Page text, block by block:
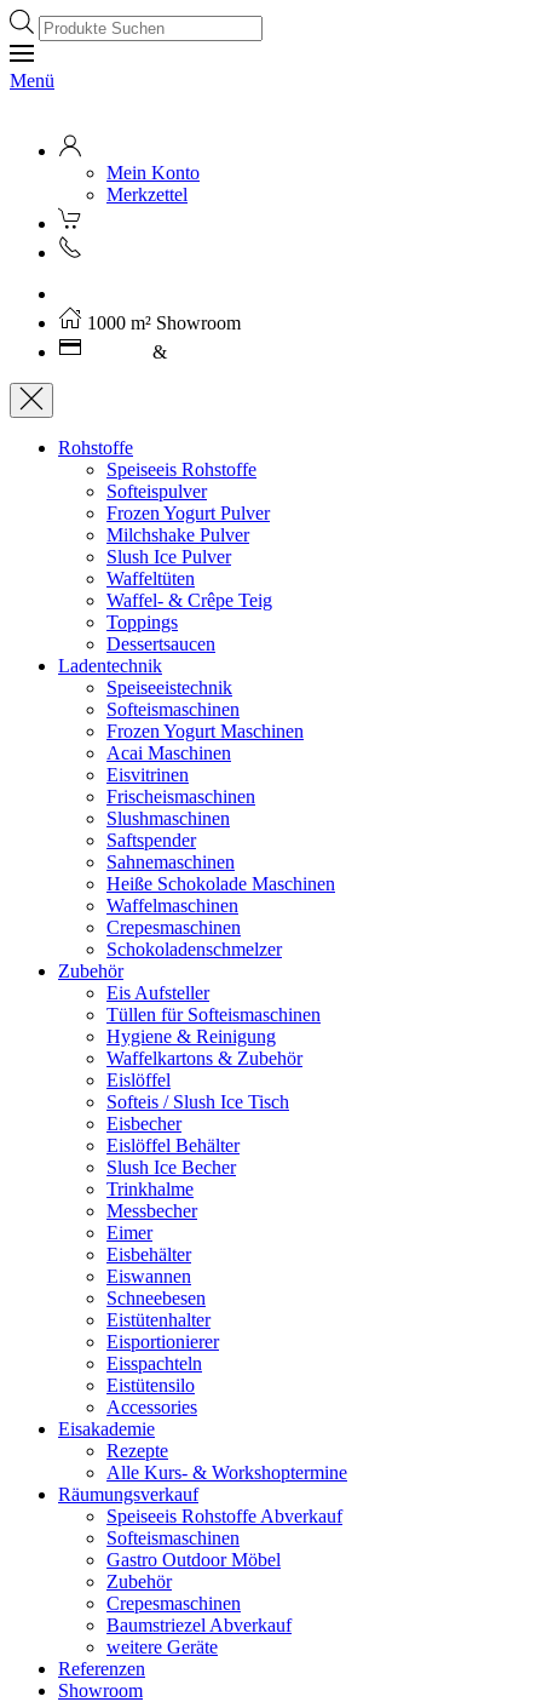
Products
search
Menü
Mein Konto
Merkzettel
1000 m² Showroom
&
Rohstoffe
Speiseeis Rohstoffe
Softeispulver
Frozen Yogurt Pulver
Milchshake Pulver
Slush Ice Pulver
Waffeltüten
Waffel- & Crêpe Teig
Toppings
Dessertsaucen
Ladentechnik
Speiseeistechnik
Softeismaschinen
Frozen Yogurt Maschinen
Acai Maschinen
Eisvitrinen
Frischeismaschinen
Slushmaschinen
Saftspender
Sahnemaschinen
Heiße Schokolade Maschinen
Waffelmaschinen
Crepesmaschinen
Schokoladenschmelzer
Zubehör
Eis Aufsteller
Tüllen für Softeismaschinen
Hygiene & Reinigung
Waffelkartons & Zubehör
Eislöffel
Softeis / Slush Ice Tisch
Eisbecher
Eislöffel Behälter
Slush Ice Becher
Trinkhalme
Messbecher
Eimer
Eisbehälter
Eiswannen
Schneebesen
Eistütenhalter
Eisportionierer
Eisspachteln
Eistütensilo
Accessories
Eisakademie
Rezepte
Alle Kurs- & Workshoptermine
Räumungsverkauf
Speiseeis Rohstoffe Abverkauf
Softeismaschinen
Gastro Outdoor Möbel
Zubehör
Crepesmaschinen
Baumstriezel Abverkauf
weitere Geräte
Referenzen
Showroom